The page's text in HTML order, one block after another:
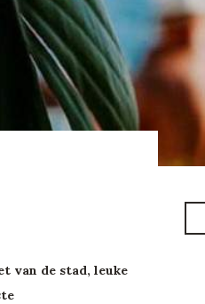
van de stad, leuke